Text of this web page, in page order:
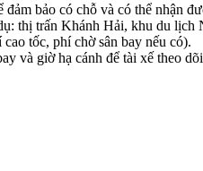
bảo có chỗ và có thể nhận
thị trấn Khánh Hải, khu du
tốc, phí chờ sân bay nếu có).
và giờ hạ cánh để tài xế theo